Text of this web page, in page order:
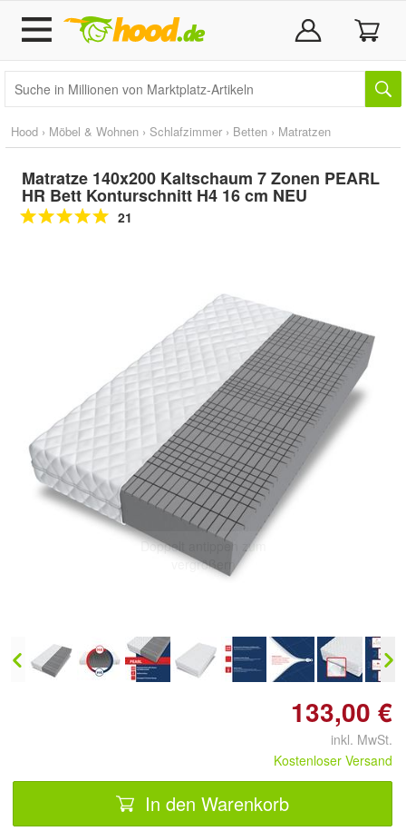
Hood › Möbel & Wohnen › Schlafzimmer › Betten › Matratzen
Matratze 140x200 Kaltschaum 7 Zonen PEARL
HR Bett Konturschnitt H4 16 cm NEU
21
Doppelt antippen zum
vergrößern
133,00 €
inkl. MwSt.
Kostenloser Versand
In den Warenkorb